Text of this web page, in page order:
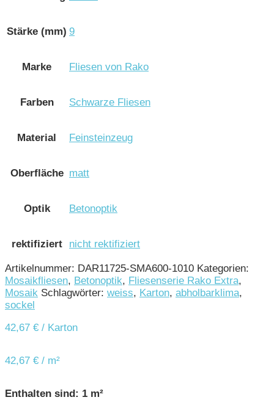
Stärke (mm) 9
Marke Fliesen von Rako
Farben Schwarze Fliesen
Material Feinsteinzeug
Oberfläche matt
Optik Betonoptik
rektifiziert nicht rektifiziert
Artikelnummer: DAR11725-SMA600-1010 Kategorien:
Mosaikfliesen, Betonoptik, Fliesenserie Rako Extra,
Mosaik Schlagwörter: weiss, Karton, abholbarklima,
sockel
42,67 € / Karton
42,67 € / m²
Enthalten sind: 1 m²